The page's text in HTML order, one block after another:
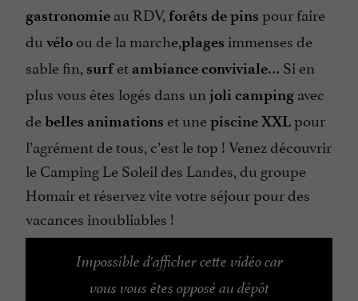
gastronomie au RDV, forêts de pins pour faire
du vélo ou de la marche,plages immenses de
sable fin, surfet ambiance conviviale… Si en
plus vous êtes logés dans un joli camping avec
debelles animations et unepiscine XXLpour
l’agrément de tous, c’est le top ! Venez découvrir
le Camping Le Soleil des Landes, du groupe
Homair et réservez vite votre séjour pour des
vacances inoubliables !
Impossible d'afficher cette vidéo car
vous vous êtes opposé au dépôt